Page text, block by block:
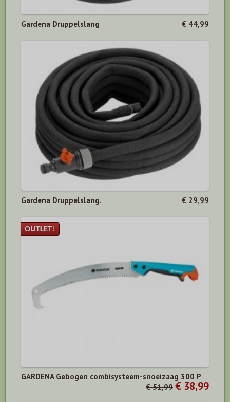
Gardena Druppelslang € 44,99
Gardena Druppelslang. € 29,99
GARDENA Gebogen combisysteem-snoeizaag 300 P
€ 51,99 € 38,99